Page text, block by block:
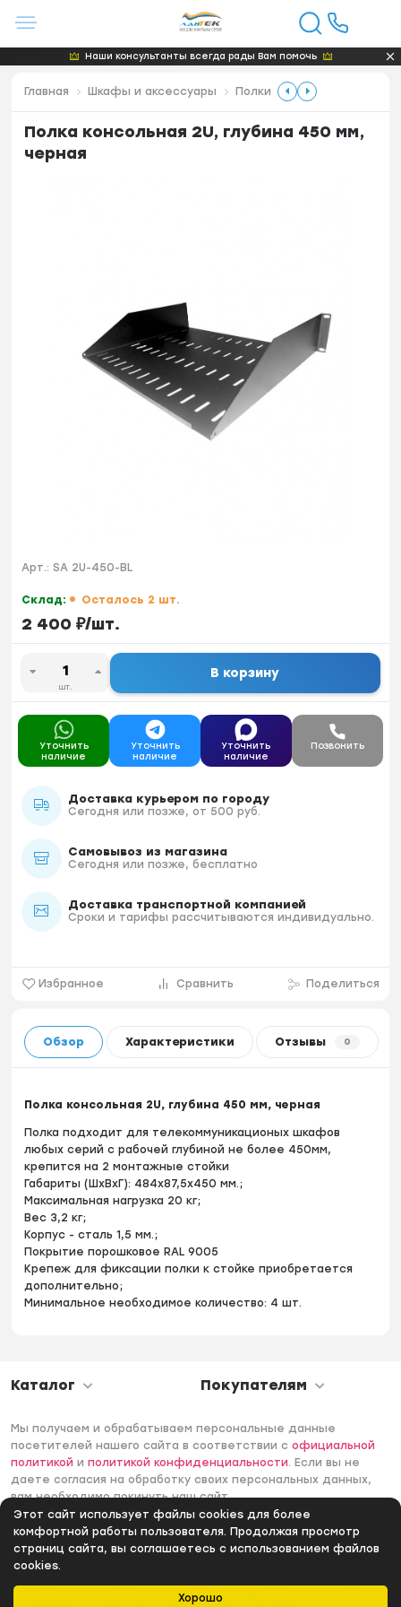
Хорошо
Этот сайт использует файлы cookies для более
комфортной работы пользователя. Продолжая просмотр
страниц сайта, вы соглашаетесь с использованием файлов
cookies.
Наши консультанты всегда рады Вам помочь
Избранное
Главная Шкафы и аксессуары Полки
Полка консольная 2U, глубина 450 мм,
черная
Арт.: SA 2U-450-BL
Склад: Осталось 2 шт.
2 400 ₽/шт.
шт.
В корзину
Уточнить
наличие
Уточнить
наличие
Уточнить
наличие
Позвонить
Доставка курьером по городу
Сегодня или позже, от 500 руб.
Самовывоз из магазина
Сегодня или позже, бесплатно
Доставка транспортной компанией
Сроки и тарифы рассчитываются индивидуально.
Избранное Сравнить Поделиться
Обзор Характеристики Отзывы 0
Полка консольная 2U, глубина 450 мм, черная
Полка подходит для телекоммуникационых шкафов
любых серий с рабочей глубиной не более 450мм,
крепится на 2 монтажные стойки
Габариты (ШxВxГ): 484х87,5x450 мм.;
Максимальная нагрузка 20 кг;
Вес 3,2 кг;
Корпус - сталь 1,5 мм.;
Покрытие порошковое RAL 9005
Крепеж для фиксации полки к стойке приобретается
дополнительно;
Минимальное необходимое количество: 4 шт.
Каталог Покупателям
Мы получаем и обрабатываем персональные данные
посетителей нашего сайта в соответствии софициальной
политикой иполитикой конфиденциальности. Если вы не
даете согласия на обработку своих персональных данных,
вам необходимо покинуть наш сайт.
© 2006 -2026 Интернет-магазин Лантек. Все права
защищены.